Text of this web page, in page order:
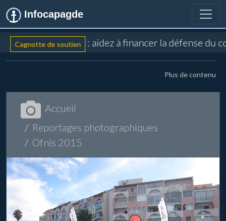
Infocapagde
Cagnotte de soutien : aidez à financer la défense du
Plus de contenu
Accueil
Reportages photographiques
Ofnis 2015